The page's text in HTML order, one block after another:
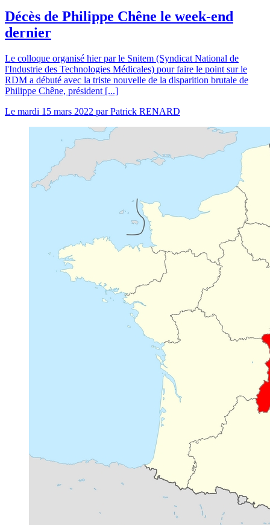
Décès de Philippe Chêne le week-end
dernier
Le colloque organisé hier par le Snitem (Syndicat National de
l'Industrie des Technologies Médicales) pour faire le point sur le
RDM a débuté avec la triste nouvelle de la disparition brutale de
Philippe Chêne, président [...]
Le mardi 15 mars 2022 parPatrick RENARD